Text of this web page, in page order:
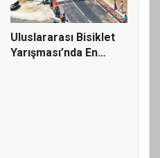
Uluslararası Bisiklet
Yarışması’nda En